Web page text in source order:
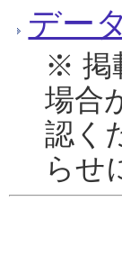
デー
※ 掲
場合
認く
らせ